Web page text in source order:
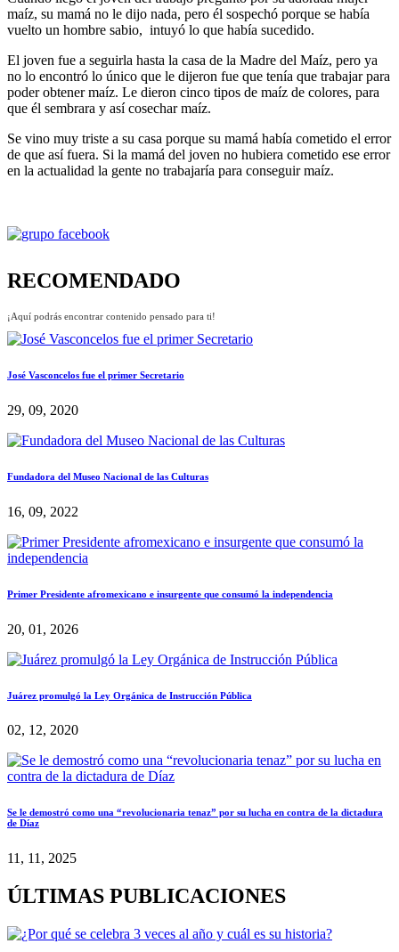
maíz, su mamá no le dijo nada, pero él sospechó porque se había
vuelto un hombre sabio, intuyó lo que había sucedido.
El joven fue a seguirla hasta la casa de la Madre del Maíz, pero ya
no lo encontró lo único que le dijeron fue que tenía que trabajar para
poder obtener maíz. Le dieron cinco tipos de maíz de colores, para
que él sembrara y así cosechar maíz.
Se vino muy triste a su casa porque su mamá había cometido el error
de que así fuera. Si la mamá del joven no hubiera cometido ese error
en la actualidad la gente no trabajaría para conseguir maíz.
RECOMENDADO
¡Aquí podrás encontrar contenido pensado para ti!
José Vasconcelos fue el primer Secretario
29, 09, 2020
Fundadora del Museo Nacional de las Culturas
16, 09, 2022
Primer Presidente afromexicano e insurgente que consumó la independencia
20, 01, 2026
Juárez promulgó la Ley Orgánica de Instrucción Pública
02, 12, 2020
Se le demostró como una “revolucionaria tenaz” por su lucha en contra de la dictadura
de Díaz
11, 11, 2025
ÚLTIMAS PUBLICACIONES